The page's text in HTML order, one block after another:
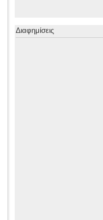
Διαφημίσεις